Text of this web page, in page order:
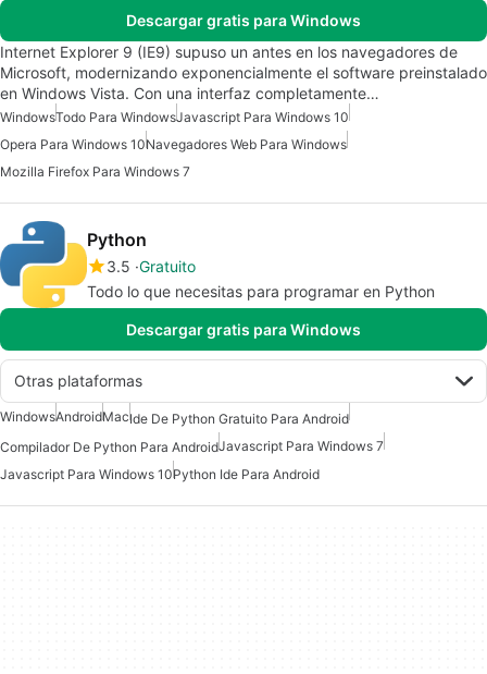
Descargar gratis para Windows
Internet Explorer 9 (IE9) supuso un antes en los navegadores de
Microsoft, modernizando exponencialmente el software preinstalado
en Windows Vista. Con una interfaz completamente…
WindowsTodo Para WindowsJavascript Para Windows 10
Opera Para Windows 10Navegadores Web Para Windows
Mozilla Firefox Para Windows 7
Python
3.5 Gratuito
Todo lo que necesitas para programar en Python
Descargar gratis para Windows
Otras plataformas
WindowsAndroidMacIde De Python Gratuito Para Android
Compilador De Python Para AndroidJavascript Para Windows 7
Javascript Para Windows 10Python Ide Para Android